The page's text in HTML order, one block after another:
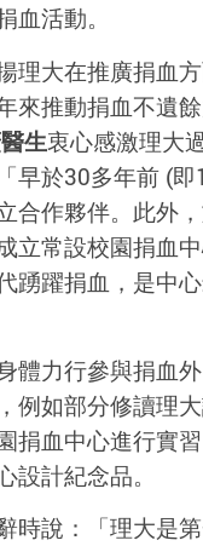
血活動。
理大在推廣捐血
來推動捐血不遺
生衷心感激理大
早於30多年前 (
合作夥伴。此外
立常設校園捐血
踴躍捐血，是中
體力行參與捐血
例如部分修讀理
捐血中心進行實
設計紀念品。
時說：「理大是